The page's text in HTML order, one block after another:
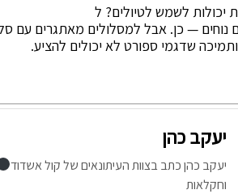
יכולות לשמש לטיולים? ל
נוחים — כן. אבל למסלולים מאתגרים עם
שדגמי ספורט לא יכולים להציע.
יעקב כהן
יעקב כהן כתב בצוות העיתונאים של קול אשדוד
וחקלאות